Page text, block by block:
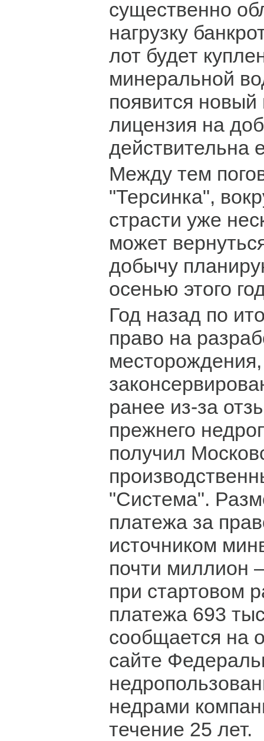
существенно
нагрузку
лот будет
минеральной
появится
лицензия на
действительна
Между тем
"Терсинка",
страсти уже
может
добычу
осенью этого
Год назад по
право на
месторождения,
ранее из-за
прежнего
получил
"Система".
платежа за
источником
почти миллион
при стартовом
платежа 693
сообщается на
сайте
недрами
течение 25 лет.